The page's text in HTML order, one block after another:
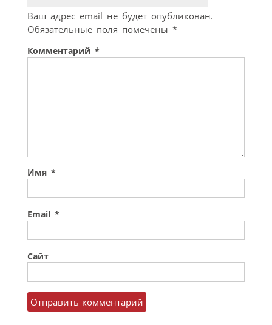
Ваш адрес email не будет опубликован.
Обязательные поля помечены *
Комментарий *
Имя *
Email *
Сайт